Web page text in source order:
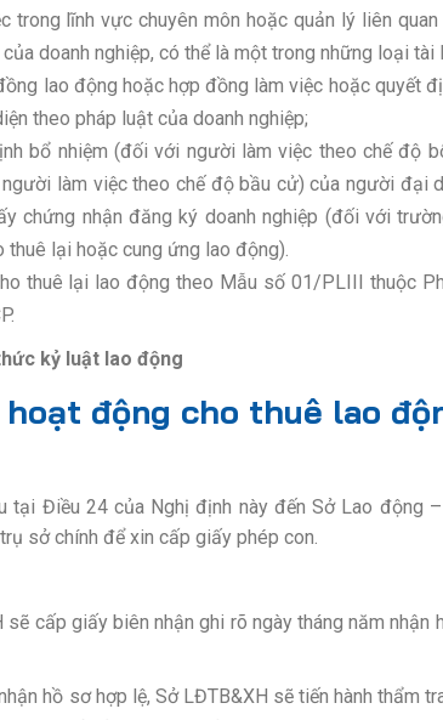
trong lĩnh vực chuyên môn hoặc quản lý liên quan
doanh nghiệp, có thể là một trong những loại tài
lao động hoặc hợp đồng làm việc hoặc quyết
theo pháp luật của doanh nghiệp;
bổ nhiệm (đối với người làm việc theo chế độ
làm việc theo chế độ bầu cử) của người đại
chứng nhận đăng ký doanh nghiệp (đối với
lại hoặc cung ứng lao động).
thuê lại lao động theo Mẫu số 01/PLIII thuộc
kỷ luật lao động
động cho thuê lao
tại Điều 24 của Nghị định này đến Sở Lao động
sở chính để xin cấp giấy phép con.
cấp giấy biên nhận ghi rõ ngày tháng năm nhận
hồ sơ hợp lệ, Sở LĐTB&XH sẽ tiến hành thẩm